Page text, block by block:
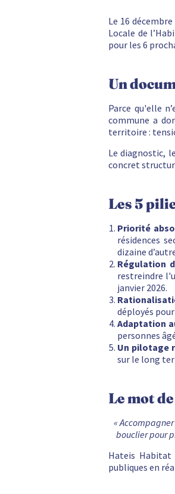
Le 16
Locale de
pour les 6
Un
Parce qu'elle
commune a
territoire :
Le diagnostic,
concret
Les 5
Priorité
résidences
dizaine
Régulation
restreindre
janvier 2026.
déployés
Adaptation
personnes
Un pilotage
sur le long
Le mot
«
bouclier pour
Hateis Habitat
publiques en